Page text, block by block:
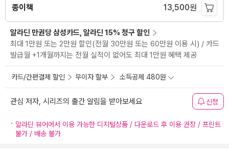
종이책 13,500원
알라딘 만권당 삼성카드, 알라딘 15% 청구 할인
최대 1만원 또는 2만원 할인(전월 30만원 또는 60만원 이용 시) / 카드
발급월 +1개월까지는 전월 실적이 없어도 최대 1만원 혜택 제공
카드/간편결제 할인 무이자 할부 소득공제 480원
관심 저자, 시리즈의 출간 알림을 받아보세요 신청
알라딘 뷰어에서 이용 가능한 디지털상품 / 다운로드 후 이용 권장 / 프린트
불가 / 배송 불가